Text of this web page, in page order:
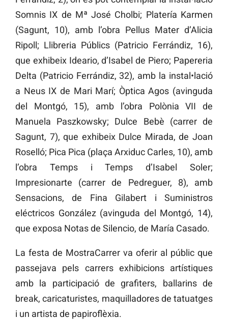
Somnis IX de Mª José Cholbi; Platería Karmen
(Sagunt, 10), amb l’obra Pellus Mater d’Alicia
Ripoll; Llibreria Públics (Patricio Ferrándiz, 16),
que exhibeix Ideario, d’Isabel de Piero; Papereria
Delta (Patricio Ferrándiz, 32), amb la instal•lació
a Neus IX de Mari Marí; Òptica Agos (avinguda
del Montgó, 15), amb l’obra Polònia VII de
Manuela Paszkowsky; Dulce Bebè (carrer de
Sagunt, 7), que exhibeix Dulce Mirada, de Joan
Roselló; Pica Pica (plaça Arxiduc Carles, 10), amb
l’obra Temps i Temps d’Isabel Soler;
Impresionarte (carrer de Pedreguer, 8), amb
Sensacions, de Fina Gilabert i Suministros
eléctricos González (avinguda del Montgó, 14),
que exposa Notas de Silencio, de María Casado.
La festa de MostraCarrer va oferir al públic que
passejava pels carrers exhibicions artístiques
amb la participació de grafiters, ballarins de
break, caricaturistes, maquilladores de tatuatges
i un artista de papiroflèxia.